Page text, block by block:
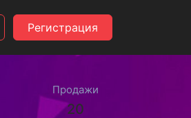
Регистрация
Продажи
20